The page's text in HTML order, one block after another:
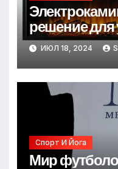
решение для
ИЮЛ 18, 2024
Спорт И Йога
Мир